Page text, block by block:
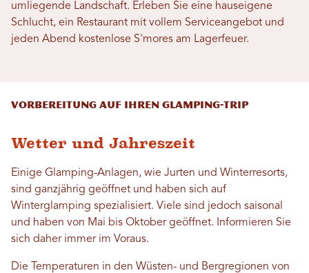
umliegende Landschaft. Erleben Sie eine hauseigene
Schlucht, ein Restaurant mit vollem Serviceangebot und
jeden Abend kostenlose S'mores am Lagerfeuer.
Vorbereitung auf Ihren Glamping-Trip
Wetter und Jahreszeit
Einige Glamping-Anlagen, wie Jurten und Winterresorts,
sind ganzjährig geöffnet und haben sich auf
Winterglamping spezialisiert. Viele sind jedoch saisonal
und haben von Mai bis Oktober geöffnet. Informieren Sie
sich daher immer im Voraus.
Die Temperaturen in den Wüsten- und Bergregionen von